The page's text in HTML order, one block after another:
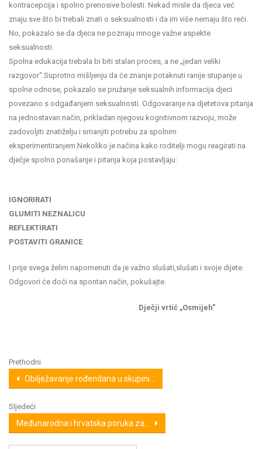
kontracepcija i spolno prenosive bolesti. Nekad misle da djeca već
znaju sve što bi trebali znati o seksualnosti i da im više nemaju što reći.
No, pokazalo se da djeca ne poznaju mnoge važne aspekte
seksualnosti.
Spolna edukacija trebala bi biti stalan proces, a ne „jedan veliki
razgovor“.Suprotno mišljenju da će znanje potaknuti ranije stupanje u
spolne odnose, pokazalo se pružanje seksualnih informacija djeci
povezano s odgađanjem seksualnosti. Odgovaranje na djetetova pitanja
na jednostavan način, prikladan njegovu kognitivnom razvoju, može
zadovoljiti znatiželju i smanjiti potrebu za spolnim
eksperimentiranjem.Nekoliko je načina kako roditelji mogu reagirati na
dječje spolno ponašanje i pitanja koja postavljaju:
IGNORIRATI
GLUMITI NEZNALICU
REFLEKTIRATI
POSTAVITI GRANICE
I prije svega želim napomenuti da je važno slušati,slušati i svoje dijete.
Odgovori će doći na spontan način, pokušajte.
Dječji vrtić „Osmijeh"
Prethodni
Obilježavanje rođendana u skupini...
Sljedeći
Međunarodna i hrvatska poruka za...